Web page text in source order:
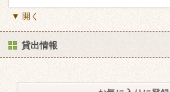
▼ 開く
貸出情報